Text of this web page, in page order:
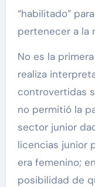
“habilitado”
pertenecer a la
No es la
realiza
controvertidas
no permitió la
sector junior
licencias junior
era femenino;
posibilidad de